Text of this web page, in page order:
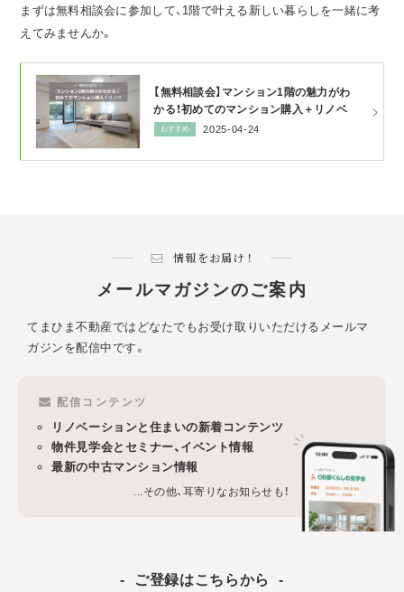
まずは無料相談会に参加して、1階で叶える新しい暮らしを一緒に考
えてみませんか。
【無料相談会】マンション1階の魅力がわ
かる！初めてのマンション購入＋リノベ
おすすめ 2025-04-24
情報をお届け！
メールマガジンのご案内
てまひま不動産ではどなたでもお受け取りいただけるメールマ
ガジンを配信中です。
配信コンテンツ
リノベーションと住まいの新着コンテンツ
物件見学会とセミナー、イベント情報
最新の中古マンション情報
...その他、耳寄りなお知らせも！
ご登録はこちらから